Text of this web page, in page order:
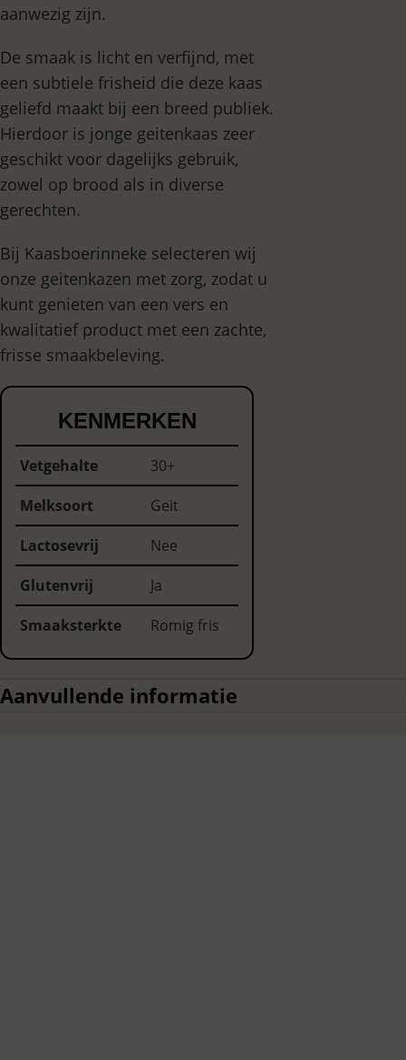
aanwezig zijn.
De smaak is licht en verfijnd, met
een subtiele frisheid die deze kaas
geliefd maakt bij een breed publiek.
Hierdoor is jonge geitenkaas zeer
geschikt voor dagelijks gebruik,
zowel op brood als in diverse
gerechten.
Bij Kaasboerinneke selecteren wij
onze geitenkazen met zorg, zodat u
kunt genieten van een vers en
kwalitatief product met een zachte,
frisse smaakbeleving.
KENMERKEN
Vetgehalte
30+
Melksoort
Geit
Lactosevrij
Nee
Glutenvrij
Ja
Smaaksterkte
Romig fris
Aanvullende informatie